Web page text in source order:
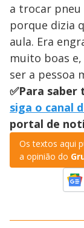
a trocar
porque dizia
aula. Era
muito boas
ser a pessoa
✅Para
siga o canal
portal de
Os textos aqui
a opinião do